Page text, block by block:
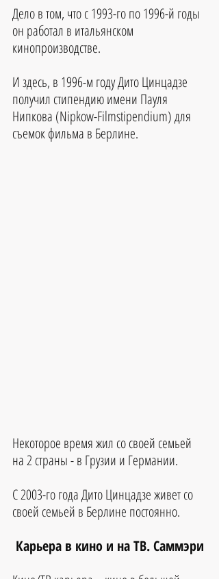
Дело в том, что с 1993-го по 1996-й годы
он работал в итальянском
кинопроизводстве.
И здесь, в 1996-м году Дито Цинцадзе
получил стипендию имени Пауля
Нипкова (Nipkow-Filmstipendium) для
съемок фильма в Берлине.
Некоторое время жил со своей семьей
на 2 страны - в Грузии и Германии.
С 2003-го года Дито Цинцадзе живет со
своей семьей в Берлине постоянно.
Карьера в кино и на ТВ. Саммэри